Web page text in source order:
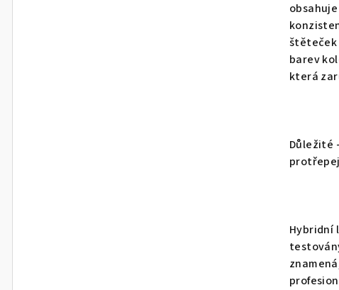
štěteček
barev
která
Důležité
Hybridní